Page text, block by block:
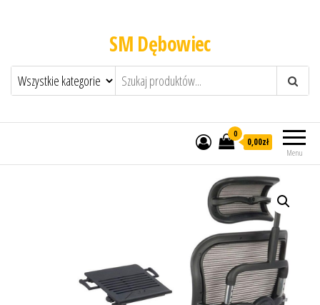
SM Dębowiec
Menu
0
0,00zł